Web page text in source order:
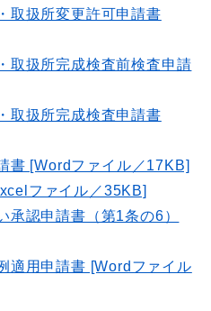
取扱所変更許可申請書
取扱所完成検査前検査申請
取扱所完成検査申請書
書 [Wordファイル／17KB]
ファイル／35KB]
承認申請書（第1条の6）
適用申請書 [Wordファイル